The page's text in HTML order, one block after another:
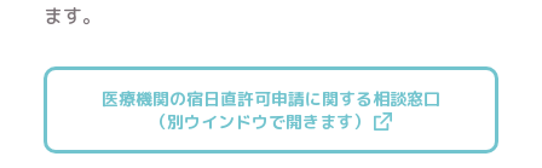
ます。
医療機関の宿日直許可申請に関する相談窓口
（別ウインドウで開きます）